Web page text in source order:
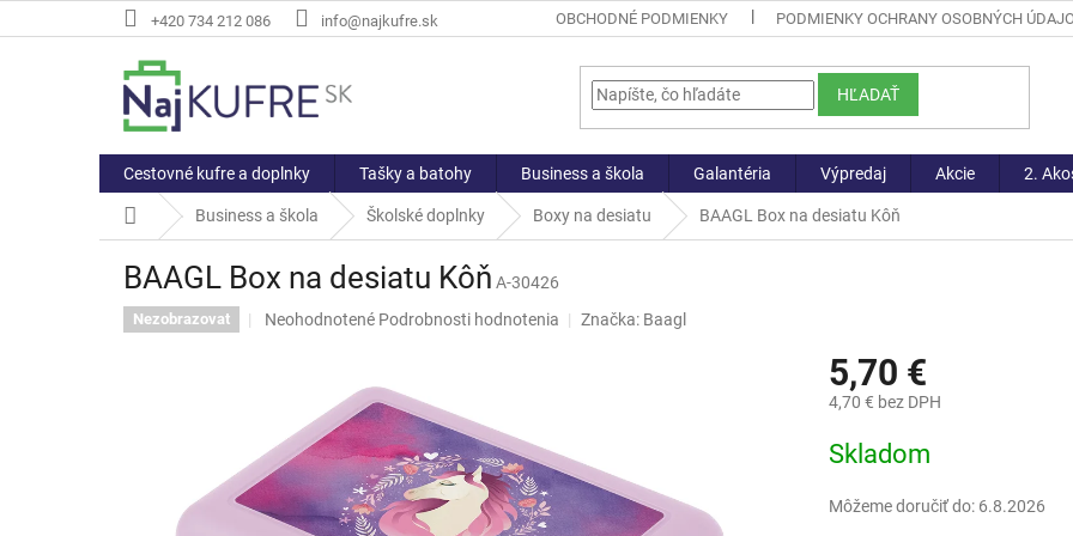
na
+420 734 212 086 info@najkufre.sk OBCHODNÉ PODMIENKY PODMIENKY OCHRANY OSOBNÝCH
HĽADAŤ
Cestovné kufre a doplnky Tašky a batohy Business a škola Galantéria Výpredaj Akcie 2.
DomovBusiness a škola Školské doplnky Boxy na desiatu BAAGL Box na desiatu Kôň
BAAGL Box na desiatu Kôň A-30426
Nezobrazovat
Priemerné
5
hviezdičiek.
Neohodnotené Podrobnosti hodnotenia Značka: Baagl
5,70 €
4,70 € bez DPH
cena:
Skladom
Môžeme doručiť do: 6.8.2026